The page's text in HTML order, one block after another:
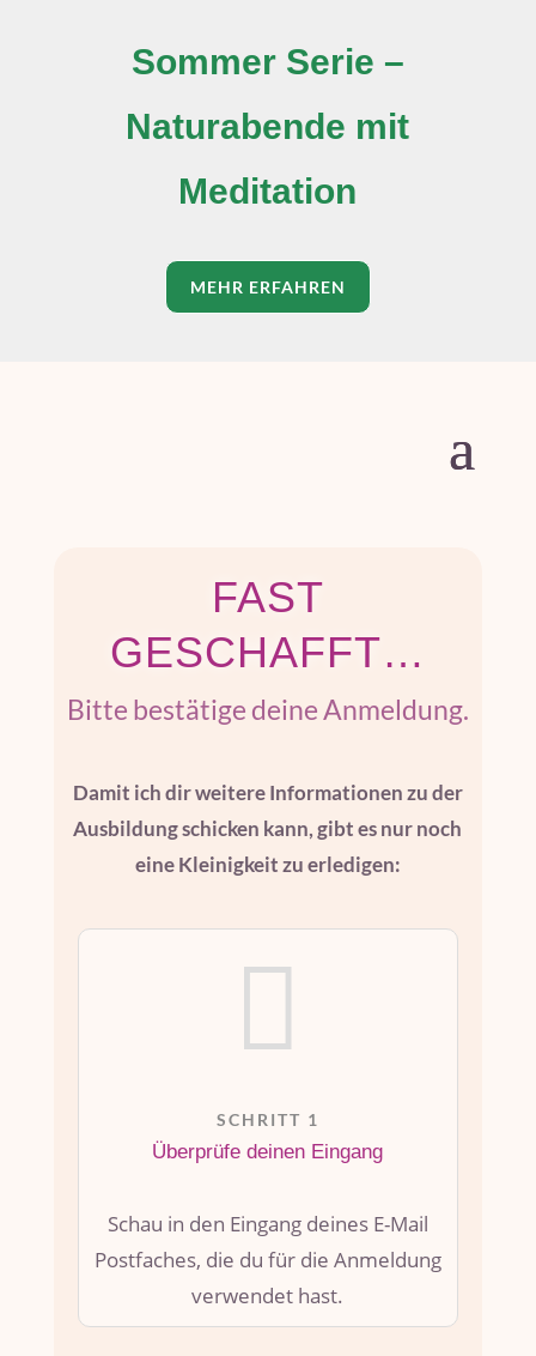
Sommer Serie –
Naturabende mit
Meditation
MEHR ERFAHREN
FAST
GESCHAFFT…
Bitte bestätige deine Anmeldung.
Damit ich dir weitere Informationen zu der
Ausbildung schicken kann, gibt es nur noch
eine Kleinigkeit zu erledigen:

SCHRITT 1
Überprüfe deinen Eingang
Schau in den Eingang deines E-Mail
Postfaches, die du für die Anmeldung
verwendet hast.